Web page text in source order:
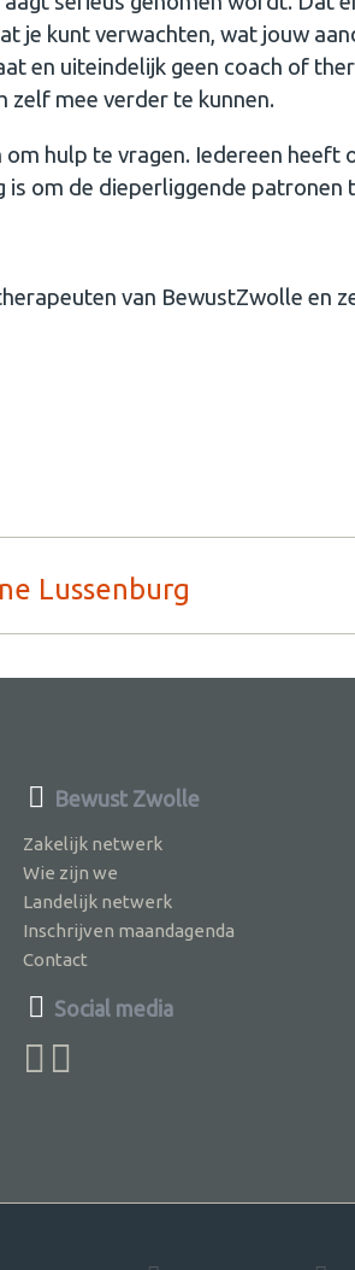
je kunt verwachten, wat jouw
en uiteindelijk geen coach of
mee verder te kunnen.
hulp te vragen. Iedereen heeft
is om de dieperliggende
van BewustZwolle en
Lussenburg
Bewust Zwolle
Zakelijk netwerk
Wie zijn we
Landelijk netwerk
Inschrijven maandagenda
Contact
Social media